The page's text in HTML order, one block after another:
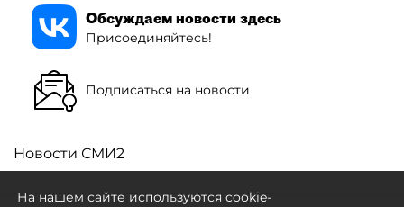
Обсуждаем новости здесь
Присоединяйтесь!
Подписаться на новости
Новости СМИ2
На нашем сайте используются cookie-